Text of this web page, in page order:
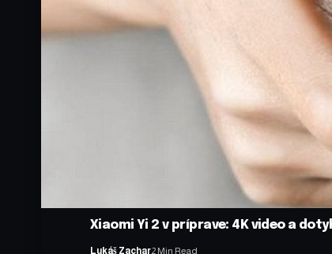
Xiaomi Yi 2 v príprave: 4K video a
Lukáš Zachar2 Min Read